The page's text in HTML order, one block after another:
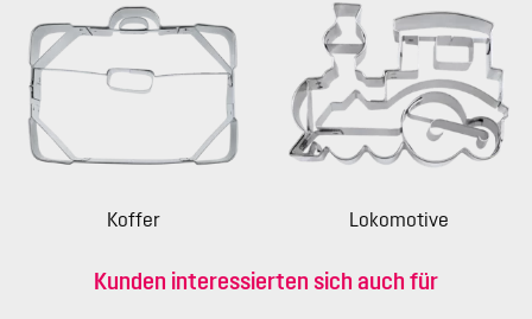
Koffer Lokomotive
Kunden interessierten sich auch für